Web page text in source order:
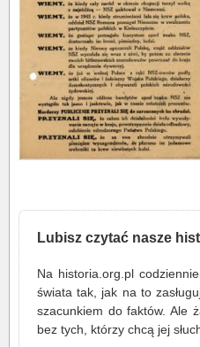
Lubisz czytać nasze
Na historia.org.pl
świata tak, jak na to
szacunkiem do faktów. Ale
bez tych, którzy chcą jej